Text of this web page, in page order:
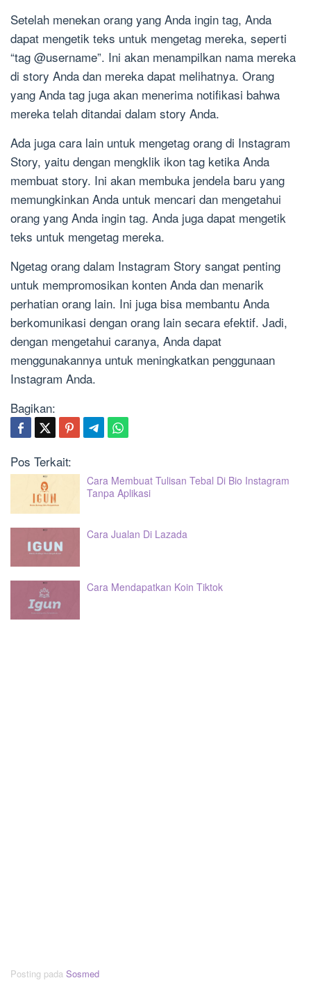
Setelah menekan orang yang Anda ingin tag, Anda
dapat mengetik teks untuk mengetag mereka, seperti
“tag @username”. Ini akan menampilkan nama mereka
di story Anda dan mereka dapat melihatnya. Orang
yang Anda tag juga akan menerima notifikasi bahwa
mereka telah ditandai dalam story Anda.
Ada juga cara lain untuk mengetag orang di Instagram
Story, yaitu dengan mengklik ikon tag ketika Anda
membuat story. Ini akan membuka jendela baru yang
memungkinkan Anda untuk mencari dan mengetahui
orang yang Anda ingin tag. Anda juga dapat mengetik
teks untuk mengetag mereka.
Ngetag orang dalam Instagram Story sangat penting
untuk mempromosikan konten Anda dan menarik
perhatian orang lain. Ini juga bisa membantu Anda
berkomunikasi dengan orang lain secara efektif. Jadi,
dengan mengetahui caranya, Anda dapat
menggunakannya untuk meningkatkan penggunaan
Instagram Anda.
Bagikan:
Pos Terkait:
Cara Membuat Tulisan Tebal Di Bio Instagram
Tanpa Aplikasi
Cara Jualan Di Lazada
Cara Mendapatkan Koin Tiktok
Posting pada Sosmed